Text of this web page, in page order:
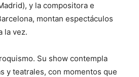
y la compositora e
montan espectáculos
la vez.
Su show contempla
y teatrales, con momentos que